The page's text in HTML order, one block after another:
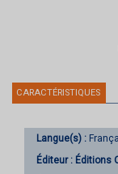
CARACTÉRISTIQUES
Langue(s) :
Éditeur : Éditions